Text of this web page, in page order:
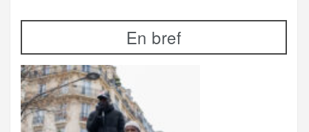
En bref